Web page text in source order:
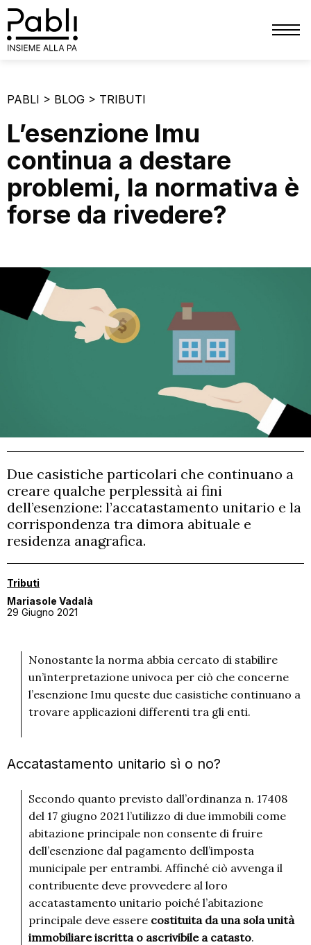
SERVIZI
TRIBUTI
PATRIMONIO
FINANZIARIO
PERSONALE
BLOG
CONTATTI
PABLI > BLOG > TRIBUTI
L’esenzione Imu
continua a destare
problemi, la normativa è
forse da rivedere?
Due casistiche particolari che continuano a
creare qualche perplessità ai fini
dell’esenzione: l’accatastamento unitario e la
corrispondenza tra dimora abituale e
residenza anagrafica.
Tributi
Mariasole Vadalà
29 Giugno 2021
Nonostante la norma abbia cercato di stabilire
un’interpretazione univoca per ciò che concerne
l’esenzione Imu queste due casistiche continuano a
trovare applicazioni differenti tra gli enti.
Accatastamento unitario sì o no?
Secondo quanto previsto dall’ordinanza n. 17408
del 17 giugno 2021 l’utilizzo di due immobili come
abitazione principale non consente di fruire
dell’esenzione dal pagamento dell’imposta
municipale per entrambi. Affinché ciò avvenga il
contribuente deve provvedere al loro
accatastamento unitario poiché l’abitazione
principale deve essere costituita da una sola unità
immobiliare iscritta o ascrivibile a catasto.